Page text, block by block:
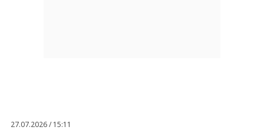
27.07.2026 / 15:11